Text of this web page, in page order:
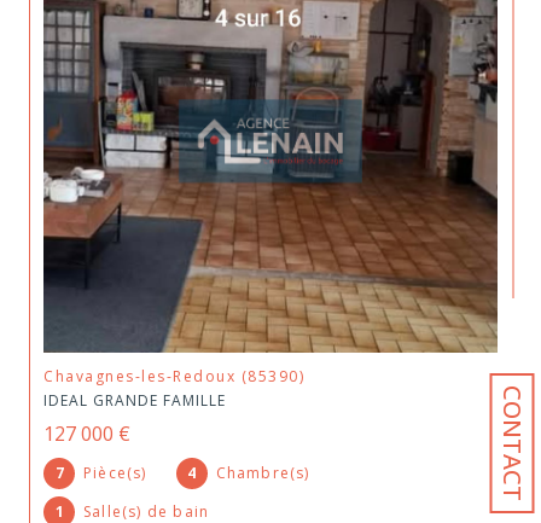
CONTACT
Chavagnes-les-Redoux (85390)
IDEAL GRANDE FAMILLE
127 000 €
7 Pièce(s) 4
Chambre(s)
1
Salle(s) de bain